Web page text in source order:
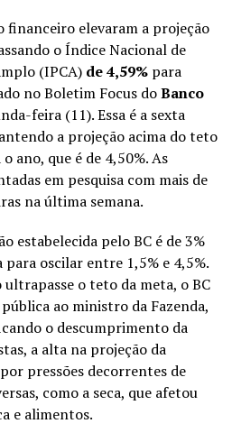
financeiro elevaram a projeção
o Índice Nacional de
(IPCA) de 4,59% para
no Boletim Focus doBanco
feira (11). Essa é a sexta
a projeção acima do teto
ano, que é de 4,50%. As
em pesquisa com mais de
na última semana.
estabelecida pelo BC é de 3%
oscilar entre 1,5% e 4,5%.
ultrapasse o teto da meta, o BC
ao ministro da Fazenda,
o descumprimento da
a alta na projeção da
pressões decorrentes de
como a seca, que afetou
e alimentos.